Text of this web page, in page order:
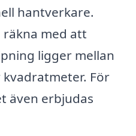
hantverkare.
med att
ligger mellan
För
även erbjudas